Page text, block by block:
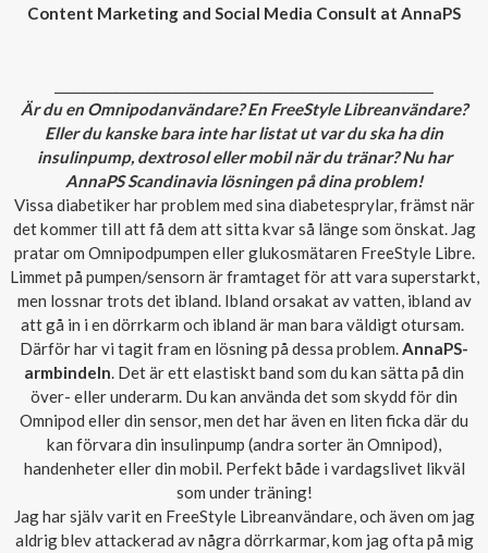
Content Marketing and Social Media Consult at AnnaPS
Är du en Omnipodanvändare? En FreeStyle Libreanvändare?
Eller du kanske bara inte har listat ut var du ska ha din
insulinpump, dextrosol eller mobil när du tränar? Nu har
AnnaPS Scandinavia lösningen på dina problem!
Vissa diabetiker har problem med sina diabetesprylar, främst när
det kommer till att få dem att sitta kvar så länge som önskat. Jag
pratar om Omnipodpumpen eller glukosmätaren FreeStyle Libre.
Limmet på pumpen/sensorn är framtaget för att vara superstarkt,
men lossnar trots det ibland. Ibland orsakat av vatten, ibland av
att gå in i en dörrkarm och ibland är man bara väldigt otursam.
Därför har vi tagit fram en lösning på dessa problem.AnnaPS-
armbindeln. Det är ett elastiskt band som du kan sätta på din
över- eller underarm. Du kan använda det som skydd för din
Omnipod eller din sensor, men det har även en liten ficka där du
kan förvara din insulinpump (andra sorter än Omnipod),
handenheter eller din mobil. Perfekt både i vardagslivet likväl
som under träning!
Jag har själv varit en FreeStyle Libreanvändare, och även om jag
aldrig blev attackerad av några dörrkarmar, kom jag ofta på mig